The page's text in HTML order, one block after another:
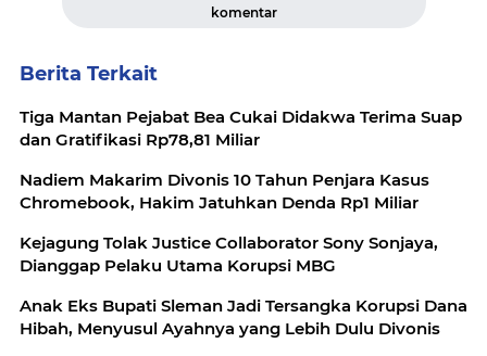
komentar
Berita Terkait
Tiga Mantan Pejabat Bea Cukai Didakwa Terima Suap
dan Gratifikasi Rp78,81 Miliar
Nadiem Makarim Divonis 10 Tahun Penjara Kasus
Chromebook, Hakim Jatuhkan Denda Rp1 Miliar
Kejagung Tolak Justice Collaborator Sony Sonjaya,
Dianggap Pelaku Utama Korupsi MBG
Anak Eks Bupati Sleman Jadi Tersangka Korupsi Dana
Hibah, Menyusul Ayahnya yang Lebih Dulu Divonis